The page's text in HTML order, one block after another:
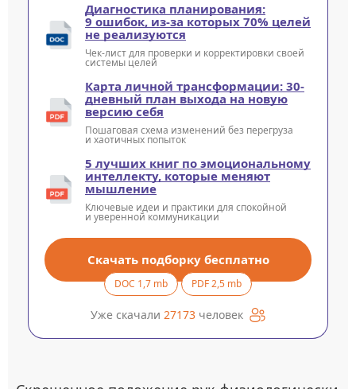
Диагностика планирования:
9 ошибок, из-за которых 70% целей
не реализуются
Чек-лист для проверки и корректировки своей
системы целей
Карта личной трансформации: 30-
дневный план выхода на новую
версию себя
Пошаговая схема изменений без перегруза
и хаотичных попыток
5 лучших книг по эмоциональному
интеллекту, которые меняют
мышление
Ключевые идеи и практики для спокойной
и уверенной коммуникации
Скачать подборку бесплатно
DOC 1,7 mb PDF 2,5 mb
Уже скачали 27173 человек